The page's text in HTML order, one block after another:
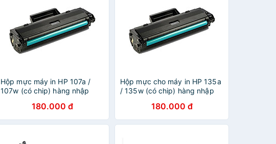
Hộp mực máy in HP 107a /
107w (có chip) hàng nhập
Laser MFP 107a / 107w -
Cartridge 107A / W1107A mới
100% [Full Box]
180.000 đ
Hộp mực cho máy in HP 135a
/ 135w (có chip) hàng nhập
Laser MFP 135a / 135w -
Cartridge 107A / W1107A mới
100% [Full Box]
180.000 đ